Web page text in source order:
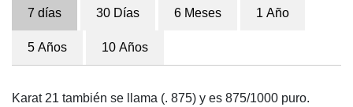
7 días 30 Días 6 Meses 1 Año
5 Años 10 Años
Karat 21 también se llama (. 875) y es 875/1000 puro.